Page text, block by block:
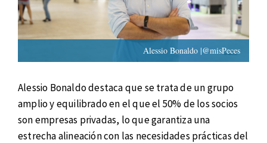
Alessio Bonaldo |@misPeces
Alessio Bonaldo destaca que se trata de un grupo
amplio y equilibrado en el que el 50% de los socios
son empresas privadas, lo que garantiza una
estrecha alineación con las necesidades prácticas del